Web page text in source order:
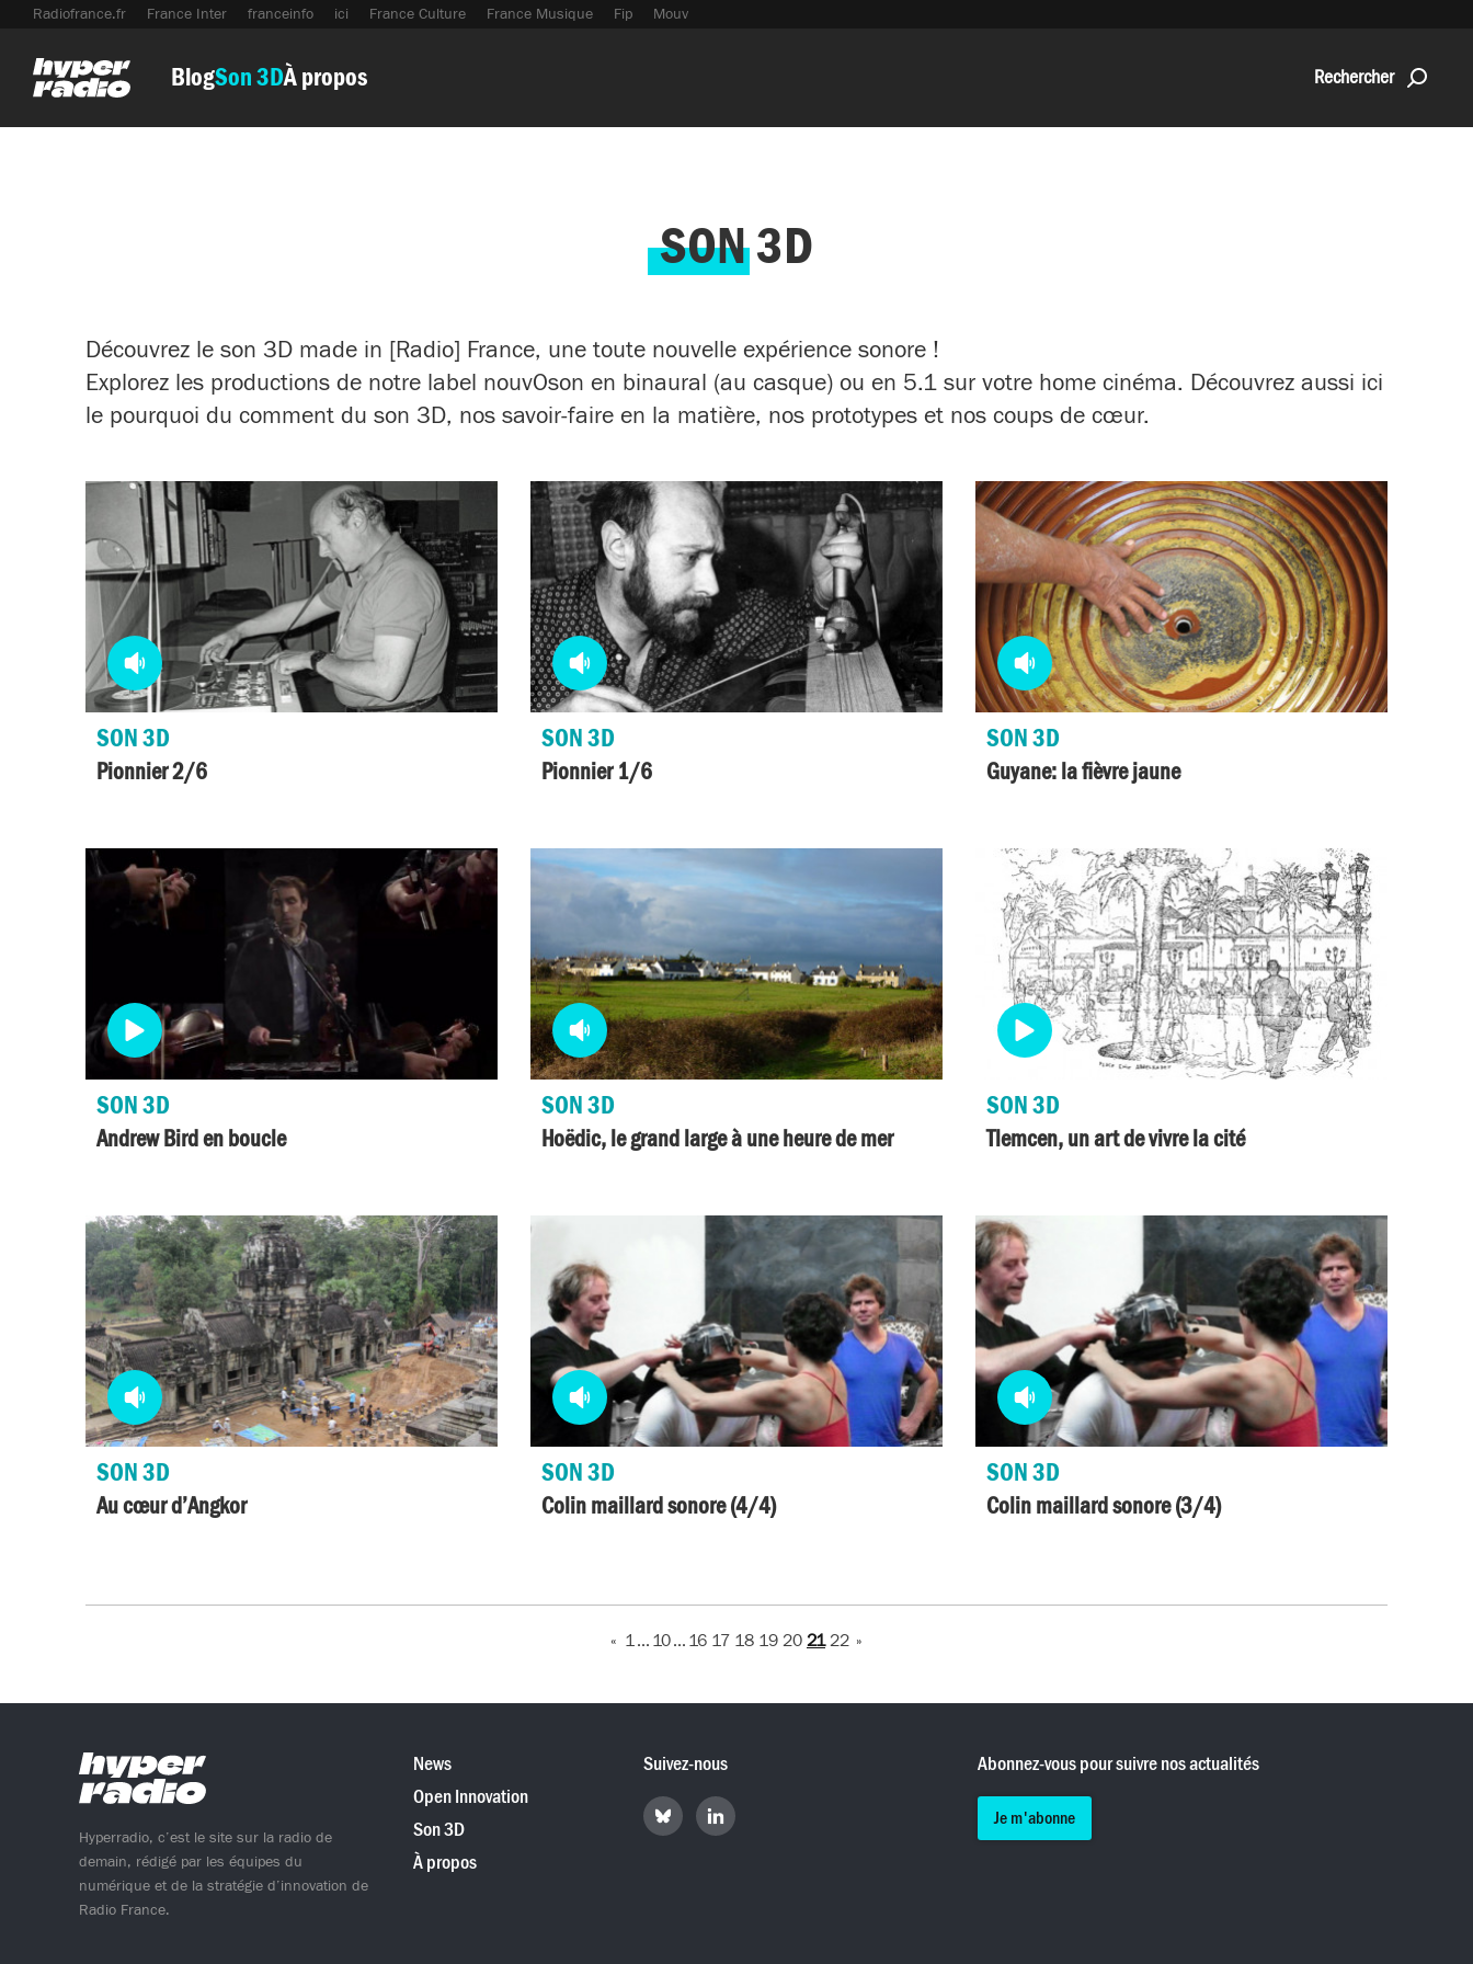
Aller
menu
Aller
contenu
Aller
pied
Radiofrance.fr France Inter franceinfo ici France Culture France Musique Fip Mouv
BlogSon 3DÀ propos Rechercher
SON 3D
Découvrez le son 3D made in [Radio] France, une toute nouvelle expérience sonore !
Explorez les productions de notre label nouvOson en binaural (au casque) ou en 5.1 sur votre home cinéma. Découvrez aussi ici
le pourquoi du comment du son 3D, nos savoir-faire en la matière, nos prototypes et nos coups de cœur.
Media
audio
SON 3D
Pionnier 2/6
Media
audio
SON 3D
Pionnier 1/6
Media
audio
SON 3D
Guyane: la fièvre jaune
Media
video
SON 3D
Andrew Bird en boucle
Media
audio
SON 3D
Hoëdic, le grand large à une heure de mer
Media
video
SON 3D
Tlemcen, un art de vivre la cité
Media
audio
SON 3D
Au cœur d’Angkor
Media
audio
SON 3D
Colin maillard sonore (4/4)
Media
audio
SON 3D
Colin maillard sonore (3/4)
« 1... 10... 16 17 18 19 20 21 22 »
Hyperradio, c’est le site sur la radio de
demain, rédigé par les équipes du
numérique et de la stratégie d’innovation de
Radio France.
News
Open Innovation
Son 3D
À propos
Suivez-nous
Retrouvez
Hyperradio
Retrouvez
Hyperradio
Abonnez-vous pour suivre nos actualités
Je m'abonne